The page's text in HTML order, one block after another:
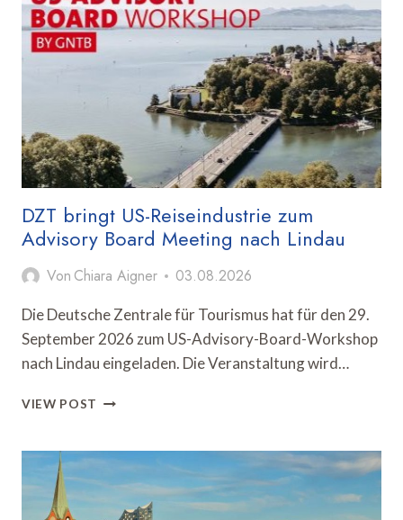
MIT
WETTERGESTEUERTER
AUSSENWERBUNG F
ORT
DZT bringt US-Reiseindustrie zum
Advisory Board Meeting nach Lindau
Von Chiara Aigner 03.08.2026
Die Deutsche Zentrale für Tourismus hat für den 29.
September 2026 zum US-Advisory-Board-Workshop
nach Lindau eingeladen. Die Veranstaltung wird…
VIEW POST DZT
REISEINDUSTRIE
ZUM
ADVISORY
BOARD